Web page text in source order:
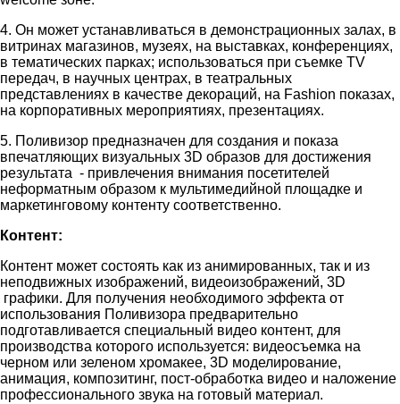
4. Он может устанавливаться в демонстрационных залах, в
витринах магазинов, музеях, на выставках, конференциях,
в тематических парках; использоваться при съемке TV
передач, в научных центрах, в театральных
представлениях в качестве декораций, на Fashion показах,
на корпоративных мероприятиях, презентациях.
5. Поливизор предназначен для создания и показа
впечатляющих визуальных 3D образов для достижения
результата - привлечения внимания посетителей
неформатным образом к мультимедийной площадке и
маркетинговому контенту соответственно.
Контент:
Контент может состоять как из анимированных, так и из
неподвижных изображений, видеоизображений, 3D
графики. Для получения необходимого эффекта от
использования Поливизора предварительно
подготавливается специальный видео контент, для
производства которого используется: видеосъемка на
черном или зеленом хромакее, 3D моделирование,
анимация, композитинг, пост-обработка видео и наложение
профессионального звука на готовый материал.